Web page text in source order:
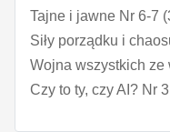
Tajne i jawne Nr 6-7
Siły porządku i
Wojna wszystkich ze
Czy to ty, czy AI? Nr